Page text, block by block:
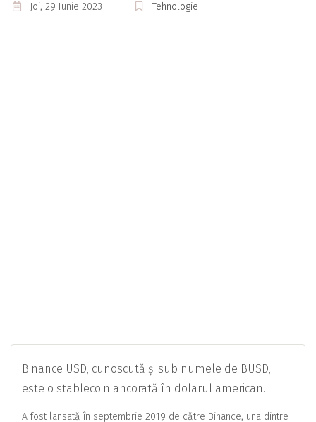
Joi, 29 Iunie 2023 Tehnologie
Binance USD, cunoscută și sub numele de BUSD,
este o stablecoin ancorată în dolarul american.
A fost lansată în septembrie 2019 de către Binance, una dintre